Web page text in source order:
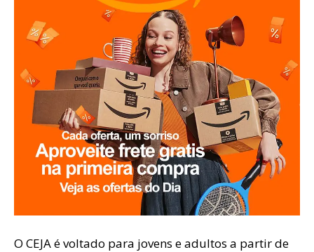
O CEJA é voltado para jovens e adultos a partir de